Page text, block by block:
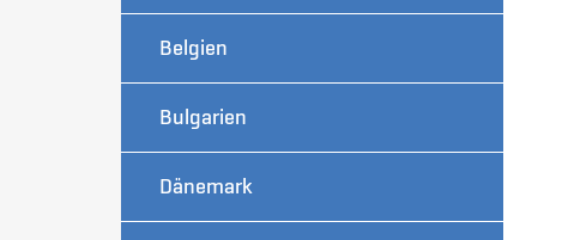
Belgien
Bulgarien
Dänemark